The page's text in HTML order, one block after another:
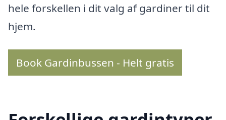
hele forskellen i dit valg af gardiner til dit
hjem.
Book Gardinbussen - Helt gratis